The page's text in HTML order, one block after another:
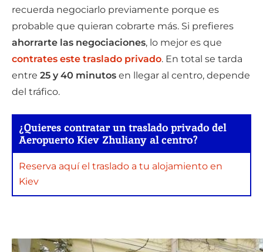
recuerda negociarlo previamente porque es
probable que quieran cobrarte más. Si prefieres
ahorrarte las negociaciones, lo mejor es que
contrates este traslado privado. En total se tarda
entre 25 y 40 minutos en llegar al centro, depende
del tráfico.
¿Quieres contratar un traslado privado del
Aeropuerto Kiev Zhuliany al centro?
Reserva aquí el traslado a tu alojamiento en
Kiev